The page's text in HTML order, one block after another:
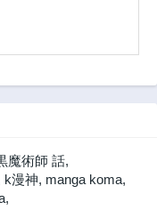
魔術師 話,
k漫神, manga koma,
,